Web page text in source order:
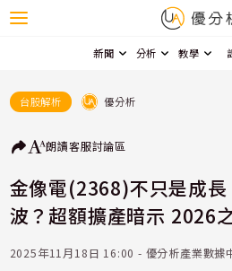
新聞 分析 教學
台股解析 優分析
朗讀客服討論區
金像電(2368)不只是成
波？超額擴產暗示 2026
2025年11月18日 16:00 - 優分析產業數據